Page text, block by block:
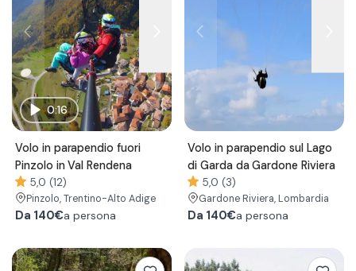
0:16
Volo in parapendio fuori
Pinzolo in Val Rendena
5,0 (12)
Pinzolo, Trentino-Alto Adige
Da 140€a persona
Volo in parapendio sul Lago
di Garda da Gardone Riviera
5,0 (3)
Gardone Riviera, Lombardia
Da 140€a persona